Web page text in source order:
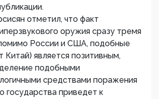
отметил, что факт
оружия сразу тремя
России и США, подобные
Китай) является позитивным,
подобными
средствами поражения
государства приведет к